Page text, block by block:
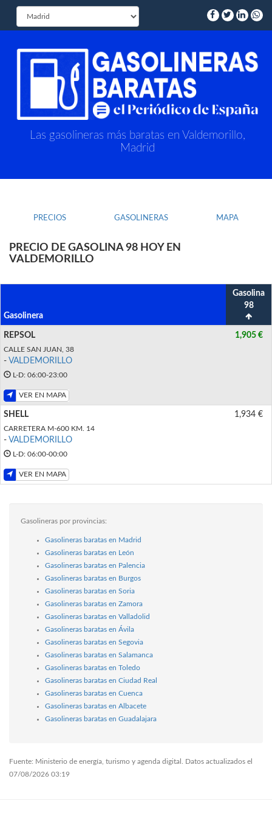
Las gasolineras más baratas en Valdemorillo,
Madrid
PRECIOS GASOLINERAS MAPA
PRECIO DE GASOLINA 98 HOY EN
VALDEMORILLO
Gasolinera
Gasolina
98
REPSOL
CALLE SAN JUAN, 38
- VALDEMORILLO
L-D: 06:00-23:00
VER EN MAPA
1,905 €
SHELL
CARRETERA M-600 KM. 14
- VALDEMORILLO
L-D: 06:00-00:00
VER EN MAPA
1,934 €
Gasolineras por provincias:
Gasolineras baratas en Madrid
Gasolineras baratas en León
Gasolineras baratas en Palencia
Gasolineras baratas en Burgos
Gasolineras baratas en Soria
Gasolineras baratas en Zamora
Gasolineras baratas en Valladolid
Gasolineras baratas en Ávila
Gasolineras baratas en Segovia
Gasolineras baratas en Salamanca
Gasolineras baratas en Toledo
Gasolineras baratas en Ciudad Real
Gasolineras baratas en Cuenca
Gasolineras baratas en Albacete
Gasolineras baratas en Guadalajara
Fuente: Ministerio de energía, turismo y agenda digital. Datos actualizados el
07/08/2026 03:19